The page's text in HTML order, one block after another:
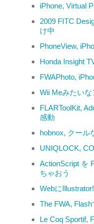
iPhone, Virtual
2009 FITC
け中
PhoneView,
Honda Insight
FWAPhoto,
Wii Meみたい
FLARToolKit,
感動
hobnox, クール
UNIQLOCK,
ActionScript を
ちゃおう
Webに
The FWA,
Le Coq Sportif,